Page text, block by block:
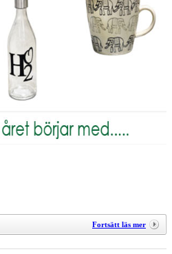
Fortsätt läs mer